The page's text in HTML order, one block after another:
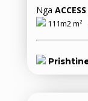
Nga ACCESS
111m2 m²